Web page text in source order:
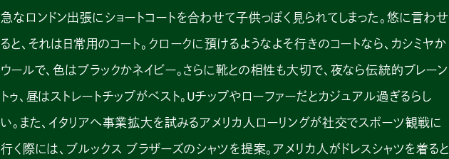
急なロンドン出張にショートコートを合わせて子供っぽく見られてしまった。悠に言わせ
ると、それは日常用のコート。クロークに預けるようなよそ行きのコートなら、カシミヤか
ウールで、色はブラックかネイビー。さらに靴との相性も大切で、夜なら伝統的プレーン
トゥ、昼はストレートチップがベスト。Uチップやローファーだとカジュアル過ぎるらし
い。また、イタリアへ事業拡大を試みるアメリカ人ローリングが社交でスポーツ観戦に
行く際には、ブルックス ブラザーズのシャツを提案。アメリカ人がドレスシャツを着ると